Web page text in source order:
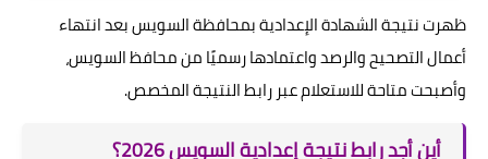
ظهرت نتيجة الشهادة الإعدادية بمحافظة السويس بعد انتهاء
أعمال التصحيح والرصد واعتمادها رسميًا من محافظ السويس،
وأصبحت متاحة للاستعلام عبر رابط النتيجة المخصص.
أين أجد رابط نتيجة إعدادية السويس 2026؟